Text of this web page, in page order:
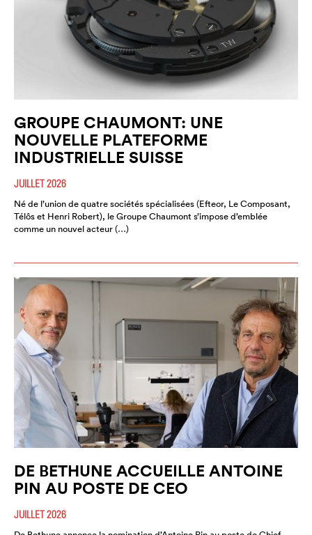
GROUPE CHAUMONT: UNE
NOUVELLE PLATEFORME
INDUSTRIELLE SUISSE
JUILLET 2026
Né de l’union de quatre sociétés spécialisées (Efteor, Le Composant,
Télôs et Henri Robert), le Groupe Chaumont s’impose d’emblée
comme un nouvel acteur (…)
DE BETHUNE ACCUEILLE ANTOINE
PIN AU POSTE DE CEO
JUILLET 2026